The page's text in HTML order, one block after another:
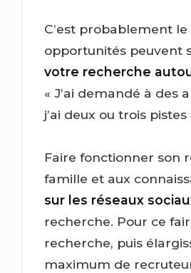
C’est probablement
opportunités peuvent
votre recherche
« J’ai demandé à des
j’ai deux ou trois
Faire fonctionner son
famille et aux
sur les réseaux
recherche. Pour ce
recherche, puis
maximum de